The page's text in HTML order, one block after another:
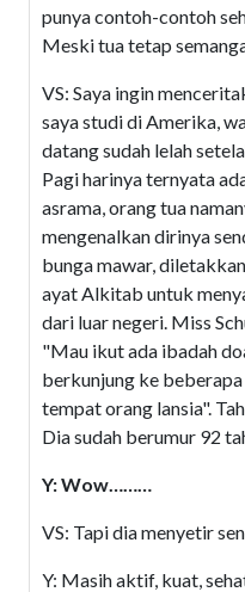
punya contoh-contoh
Meski tua tetap
VS: Saya ingin
saya studi di Amerika,
datang sudah lelah
Pagi harinya ternyata
asrama, orang tua
mengenalkan dirinya
bunga mawar,
ayat Alkitab untuk
dari luar negeri. Miss
"Mau ikut ada ibadah
berkunjung ke
tempat orang lansia".
Dia sudah berumur 92
Y: Wow………
VS: Tapi dia menyetir
Y: Masih aktif, kuat,